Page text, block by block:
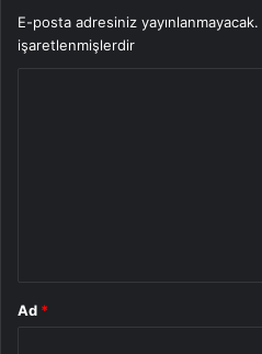
E-posta adresiniz yayınlanmayacak.
işaretlenmişlerdir
Ad *